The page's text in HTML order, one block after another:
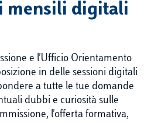
mensili digitali
e l'Ufficio Orientamento
in delle sessioni digitali
a tutte le tue domande
dubbi e curiosità sulle
l'offerta formativa,